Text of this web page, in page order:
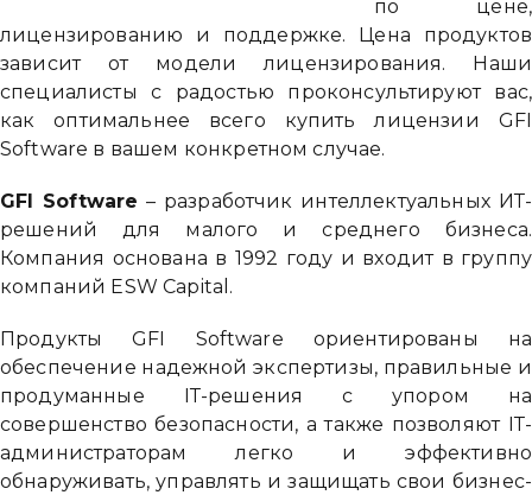
по цене,
лицензированию и поддержке. Цена продуктов
зависит от модели лицензирования. Наши
специалисты с радостью проконсультируют вас,
как оптимальнее всего купить лицензии GFI
Software в вашем конкретном случае.
GFI Software – разработчик интеллектуальных ИТ-
решений для малого и среднего бизнеса.
Компания основана в 1992 году и входит в группу
компаний ESW Capital.
Продукты GFI Software ориентированы на
обеспечение надежной экспертизы, правильные и
продуманные IТ-решения с упором на
совершенство безопасности, а также позволяют IТ-
администраторам легко и эффективно
обнаруживать, управлять и защищать свои бизнес-